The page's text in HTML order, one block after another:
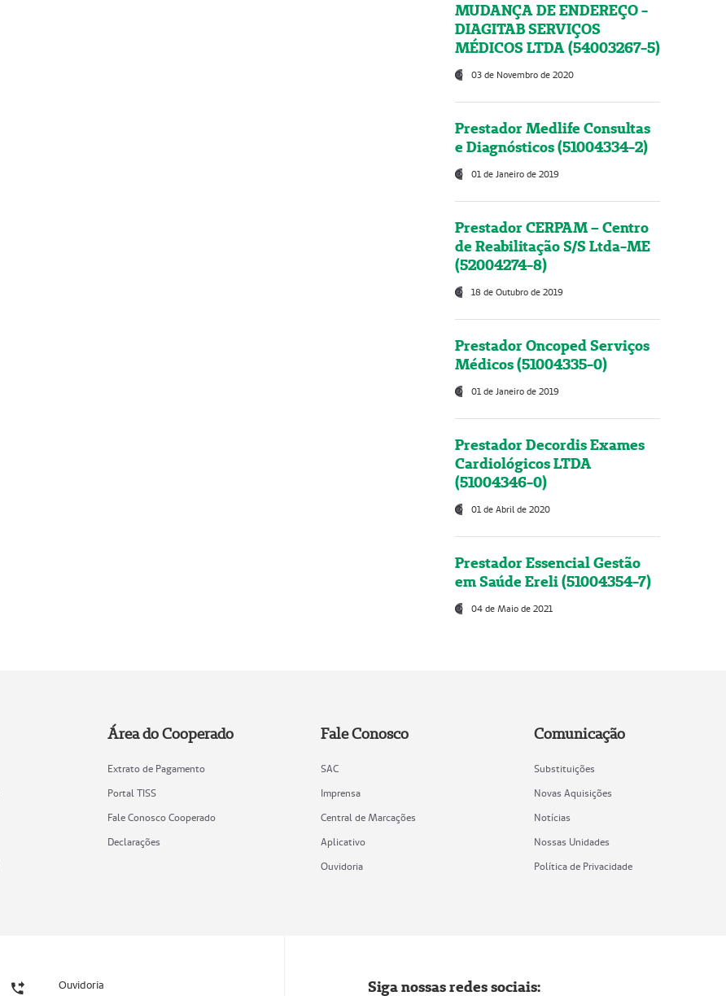
MUDANÇA DE ENDEREÇO -
DIAGITAB SERVIÇOS
MÉDICOS LTDA (54003267-5)
03 de Novembro de 2020
Prestador Medlife Consultas
e Diagnósticos (51004334-2)
01 de Janeiro de 2019
Prestador CERPAM – Centro
de Reabilitação S/S Ltda-ME
(52004274-8)
18 de Outubro de 2019
Prestador Oncoped Serviços
Médicos (51004335-0)
01 de Janeiro de 2019
Prestador Decordis Exames
Cardiológicos LTDA
(51004346-0)
01 de Abril de 2020
Prestador Essencial Gestão
em Saúde Ereli (51004354-7)
04 de Maio de 2021
Área do Cooperado
Extrato de Pagamento
Portal TISS
Fale Conosco Cooperado
Declarações
Fale Conosco
SAC
Imprensa
Central de Marcações
Aplicativo
Ouvidoria
Comunicação
Substituições
Novas Aquisições
Notícias
Nossas Unidades
Política de Privacidade
Ouvidoria Siga nossas redes sociais: